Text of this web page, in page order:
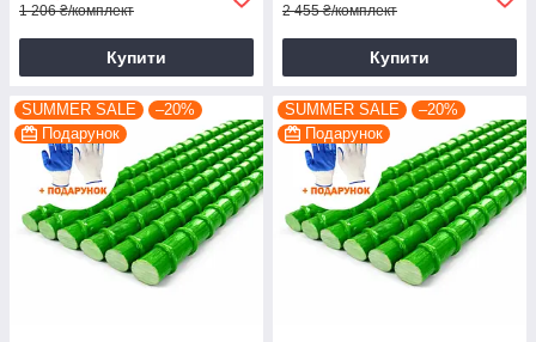
1 206 ₴/комплект
Купити
2 455 ₴/комплект
Купити
SUMMER SALE
–20%
Подарунок
SUMMER SALE
–20%
Подарунок